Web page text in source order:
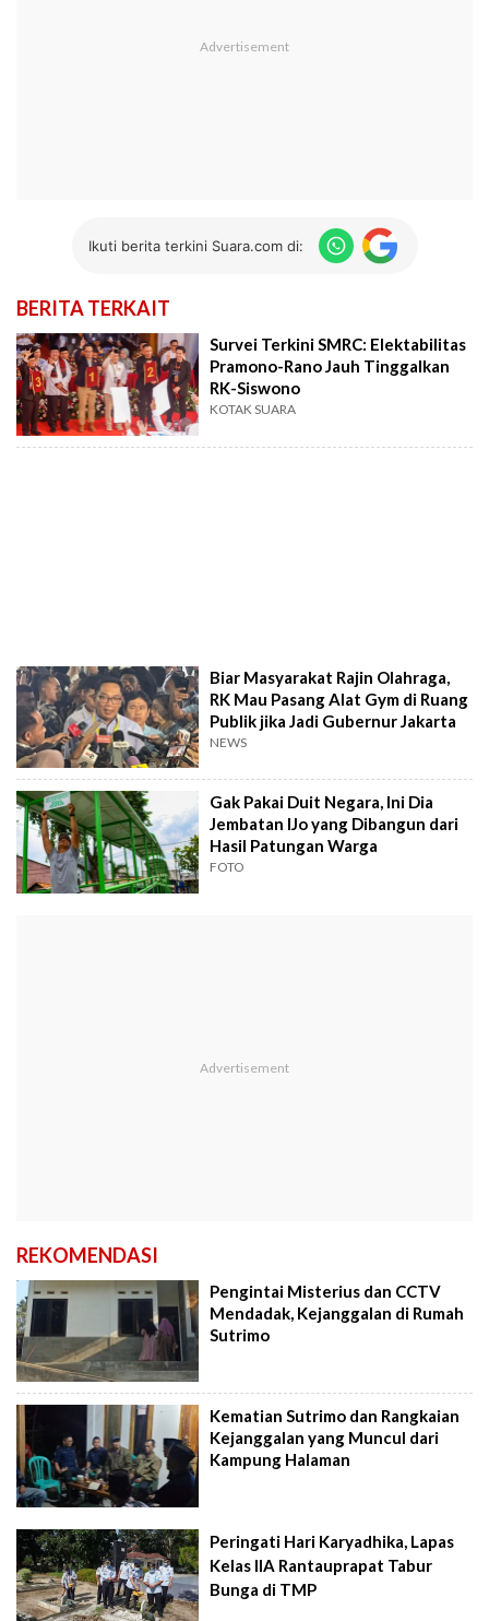
Ikuti berita terkini Suara.com di:
BERITA TERKAIT
Survei Terkini SMRC: Elektabilitas
Pramono-Rano Jauh Tinggalkan
RK-Siswono
KOTAK SUARA
Biar Masyarakat Rajin Olahraga,
RK Mau Pasang Alat Gym di Ruang
Publik jika Jadi Gubernur Jakarta
NEWS
Gak Pakai Duit Negara, Ini Dia
Jembatan IJo yang Dibangun dari
Hasil Patungan Warga
FOTO
REKOMENDASI
Pengintai Misterius dan CCTV
Mendadak, Kejanggalan di Rumah
Sutrimo
Kematian Sutrimo dan Rangkaian
Kejanggalan yang Muncul dari
Kampung Halaman
Peringati Hari Karyadhika, Lapas
Kelas IIA Rantauprapat Tabur
Bunga di TMP